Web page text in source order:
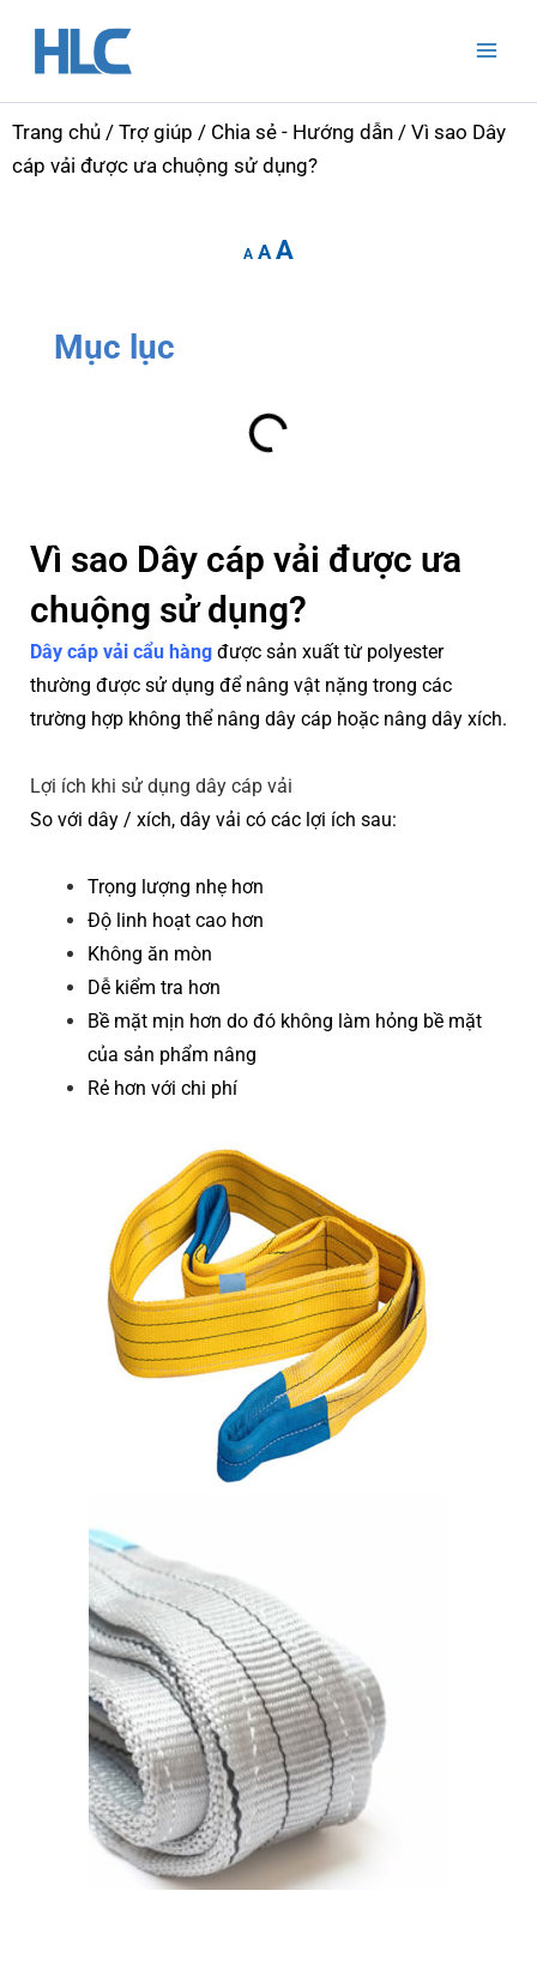
Trang chủ / Trợ giúp / Chia sẻ - Hướng dẫn / Vì sao Dây
cáp vải được ưa chuộng sử dụng?
Afont
Afont
Afont
Mục lục
Vì sao Dây cáp vải được ưa
chuộng sử dụng?
Dây cáp vải cẩu hàng được sản xuất từ ​​polyester
thường được sử dụng để nâng vật nặng trong các
trường hợp không thể nâng dây cáp hoặc nâng dây xích.
Lợi ích khi sử dụng dây cáp vải
So với dây / xích, dây vải có các lợi ích sau:
Trọng lượng nhẹ hơn
Độ linh hoạt cao hơn
Không ăn mòn
Dễ kiểm tra hơn
Bề mặt mịn hơn do đó không làm hỏng bề mặt
của sản phẩm nâng
Rẻ hơn với chi phí